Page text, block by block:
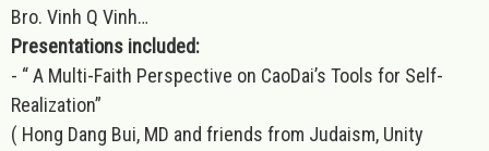
Bro. Vinh Q Vinh…
Presentations included:
- “ A Multi-Faith Perspective on CaoDai’s Tools for Self-
Realization”
( Hong Dang Bui, MD and friends from Judaism, Unity